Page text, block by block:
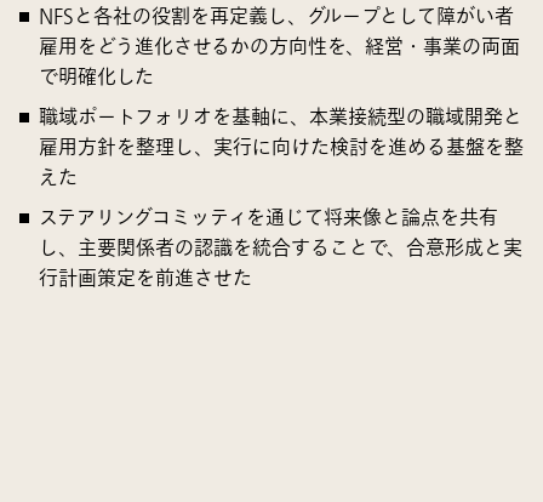
NFSと各社の役割を再定義し、グループとして障がい者
雇用をどう進化させるかの方向性を、経営・事業の両面
で明確化した
職域ポートフォリオを基軸に、本業接続型の職域開発と
雇用方針を整理し、実行に向けた検討を進める基盤を整
えた
ステアリングコミッティを通じて将来像と論点を共有
し、主要関係者の認識を統合することで、合意形成と実
行計画策定を前進させた